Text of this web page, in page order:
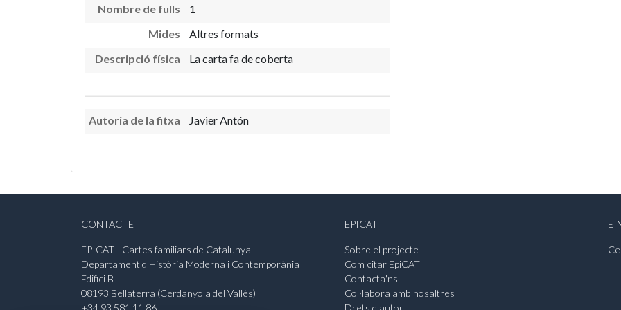
Nombre de fulls
1
Mides
Altres formats
Descripció física
La carta fa de coberta
Autoria de la fitxa Javier Antón
CONTACTE
EPICAT - Cartes familiars de Catalunya
Departament d'Història Moderna i Contemporània
Edifici B
08193 Bellaterra (Cerdanyola del Vallès)
EPICAT
Sobre el projecte
Com citar EpiCAT
Contacta'ns
Col·labora amb nosaltres